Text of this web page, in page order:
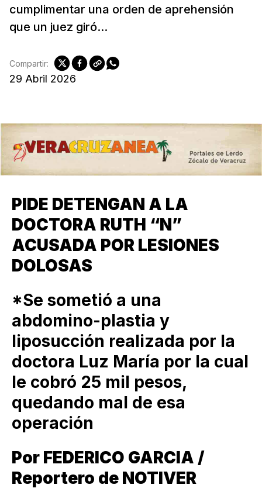
cumplimentar una orden de aprehensión
que un juez giró...
29 Abril 2026
Compartir:
PIDE DETENGAN A LA
DOCTORA RUTH “N”
ACUSADA POR LESIONES
DOLOSAS
*Se sometió a una
abdomino-plastia y
liposucción realizada por la
doctora Luz María por la cual
le cobró 25 mil pesos,
quedando mal de esa
operación
Por FEDERICO GARCIA /
Reportero de NOTIVER